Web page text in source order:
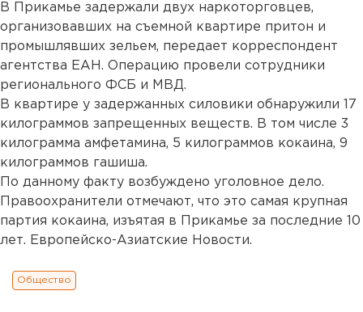
В Прикамье задержали двух наркоторговцев,
организовавших на съемной квартире притон и
промышлявших зельем, передает корреспондент
агентства ЕАН. Операцию провели сотрудники
регионального ФСБ и МВД.
В квартире у задержанных силовики обнаружили 17
килограммов запрещенных веществ. В том числе 3
килограмма амфетамина, 5 килограммов кокаина, 9
килограммов гашиша.
По данному факту возбуждено уголовное дело.
Правоохранители отмечают, что это самая крупная
партия кокаина, изъятая в Прикамье за последние 10
лет. Европейско-Азиатские Новости.
Общество